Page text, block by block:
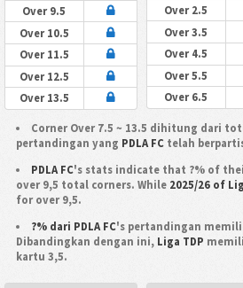
Over 9.5
Over 10.5
Over 11.5
Over 12.5
Over 13.5
Over 2.5
Over 3.5
Over 4.5
Over 5.5
Over 6.5
Corner Over 7.5 ~ 13.5 dihitung dari
pertandingan yang PDLA FCtelah
PDLA FC's stats indicate that ?% of
over 9,5 total corners. While 2025/26 of
for over 9,5.
?% dari PDLA FC's pertandingan
Dibandingkan dengan ini, Liga TDP
kartu 3,5.